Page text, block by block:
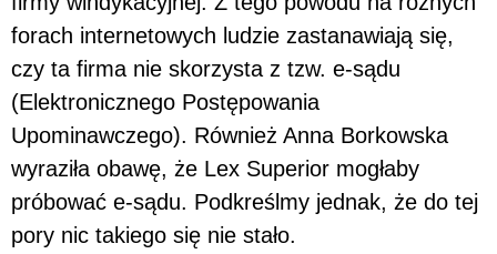
forach internetowych ludzie zastanawiają się,
czy ta firma nie skorzysta z tzw. e-sądu
(Elektronicznego Postępowania
Upominawczego). Również Anna Borkowska
wyraziła obawę, że Lex Superior mogłaby
próbować e-sądu. Podkreślmy jednak, że do tej
pory nic takiego się nie stało.